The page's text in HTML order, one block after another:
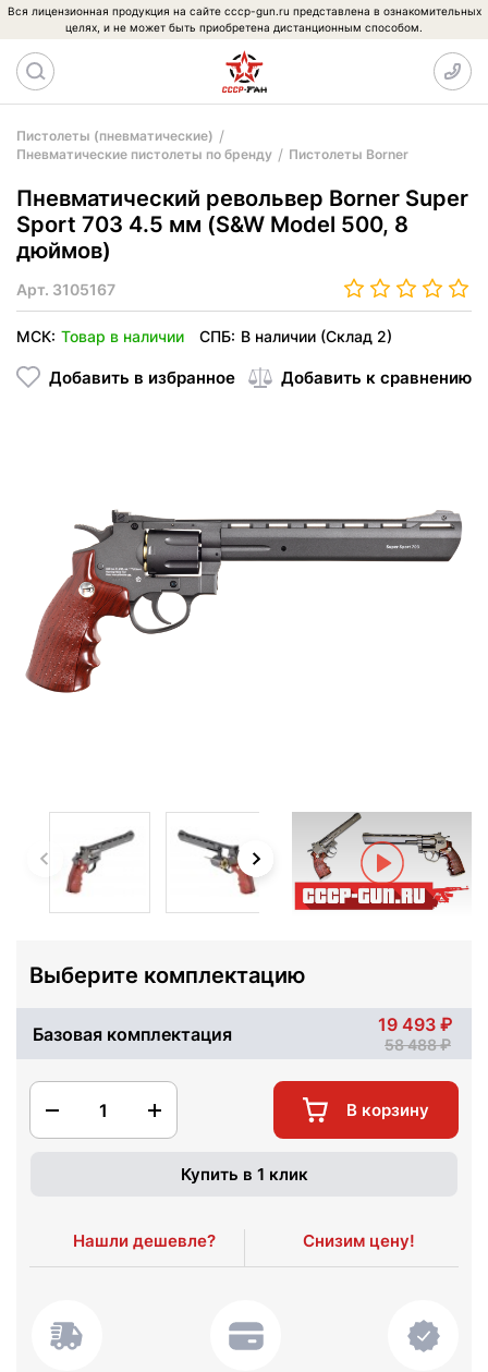
Вся лицензионная продукция на сайте cccp-gun.ru представлена в ознакомительных
целях, и не может быть приобретена дистанционным способом.
Пистолеты (пневматические)
Пневматические пистолеты по бренду
Пистолеты Borner
Пневматический револьвер Borner Super
Sport 703 4.5 мм (S&W Model 500, 8
дюймов)
Арт. 3105167
МСК: Товар в наличии СПБ: В наличии (Склад 2)
Добавить в избранное Добавить к сравнению
Выберите комплектацию
Базовая комплектация 19 493
58 488
1 В корзину
Купить в 1 клик
Нашли дешевле? Снизим цену!